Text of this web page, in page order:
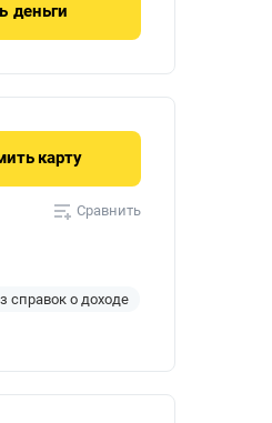
деньги
справок о доходе
карту
Сравнить